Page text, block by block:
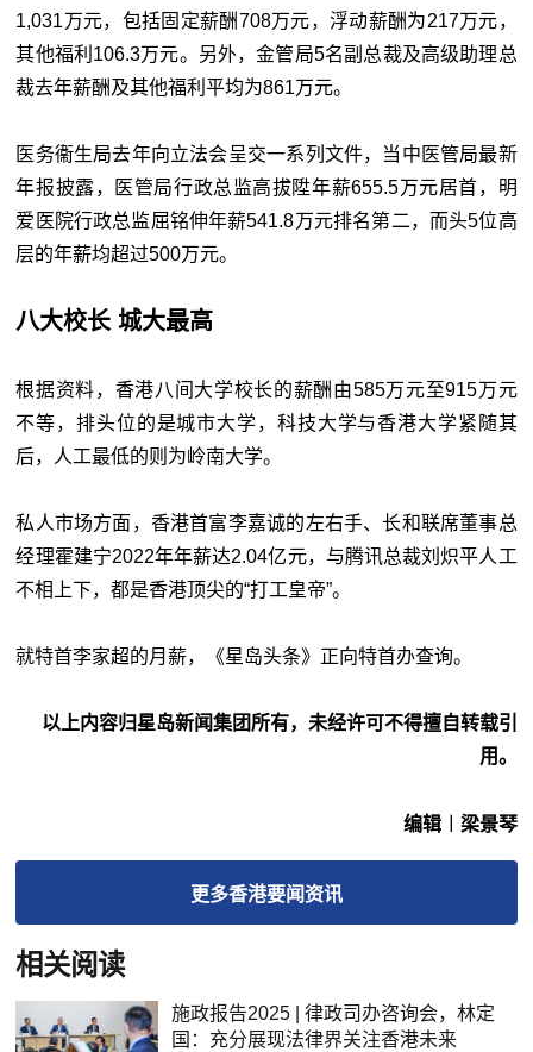
1,031万元，包括固定薪酬708万元，浮动薪酬为217万元，
其他福利106.3万元。另外，金管局5名副总裁及高级助理总
裁去年薪酬及其他福利平均为861万元。
医务衞生局去年向立法会呈交一系列文件，当中医管局最新
年报披露，医管局行政总监高拔陞年薪655.5万元居首，明
爱医院行政总监屈铭伸年薪541.8万元排名第二，而头5位高
层的年薪均超过500万元。
八大校长 城大最高
根据资料，香港八间大学校长的薪酬由585万元至915万元
不等，排头位的是城市大学，科技大学与香港大学紧随其
后，人工最低的则为岭南大学。
私人市场方面，香港首富李嘉诚的左右手、长和联席董事总
经理霍建宁2022年年薪达2.04亿元，与腾讯总裁刘炽平人工
不相上下，都是香港顶尖的“打工皇帝”。
就特首李家超的月薪，《星岛头条》正向特首办查询。
以上内容归星岛新闻集团所有，未经许可不得擅自转载引
用。
编辑︱梁景琴
更多香港要闻资讯
相关阅读
施政报告2025 | 律政司办咨询会，林定
国：充分展现法律界关注香港未来